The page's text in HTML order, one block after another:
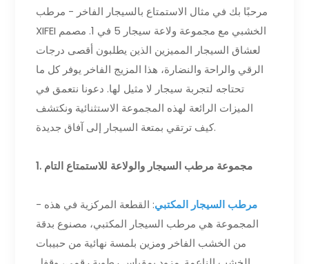
مرحبًا بك في مثال الاستمتاع بالسيجار الفاخر - مرطب
XIFEI الخشبي مع مجموعة ولاعة سيجار 5 في 1. مصمم
لعشاق السيجار المميزين الذين يطلبون أقصى درجات
الرقي والراحة والنضارة، هذا المزيج الفاخر يوفر كل ما
تحتاجه لتجربة سيجار لا مثيل لها. دعونا نتعمق في
الميزات الرائعة لهذه المجموعة الاستثنائية ونكتشف
كيف ترتقي بمتعة السيجار إلى آفاق جديدة.
1. مجموعة مرطب السيجار والولاعة للاستمتاع التام
- مرطب السيجار المكتبي: القطعة المركزية في هذه
المجموعة هي مرطب السيجار المكتبي، مصنوع بدقة
من الخشب الفاخر ومزين بلمسة نهائية من حبيبات